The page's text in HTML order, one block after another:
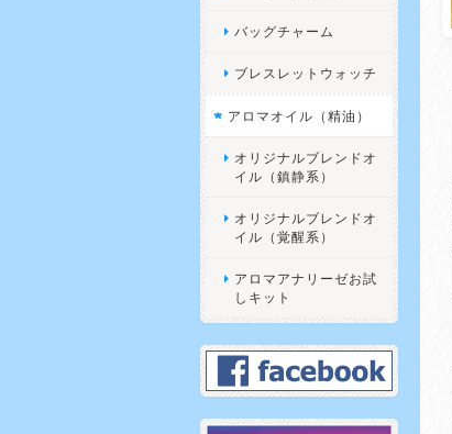
バッグチャーム
ブレスレットウォッチ
アロマオイル（精油）
オリジナルブレンドオ
イル（鎮静系）
オリジナルブレンドオ
イル（覚醒系）
アロマアナリーゼお試
しキット